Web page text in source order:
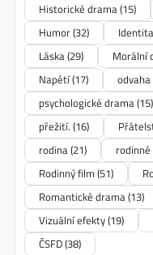
Historické drama(15)
Humor(32) Identita
Láska(29) Morální
Napětí(17) odvaha
psychologické drama(15)
přežití. (16)
rodina(21)
Rodinný film (51)
Romantické drama(13)
Vizuální efekty(19)
ČSFD(38)